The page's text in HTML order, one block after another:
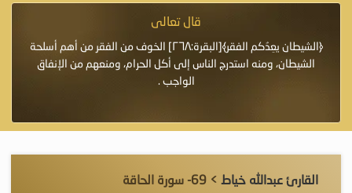
قال تعالى
﴿الشيطان يعِدُكم الفقر﴾[البقرة:٢٦٨] الخوف من الفقر من أهم أسلحة
الشيطان، ومنه استدرج الناس إلى أكل الحرام، ومنعهم من الإنفاق
الواجب .
القارئ عبدالله خياط > 69- سورة الحاقة